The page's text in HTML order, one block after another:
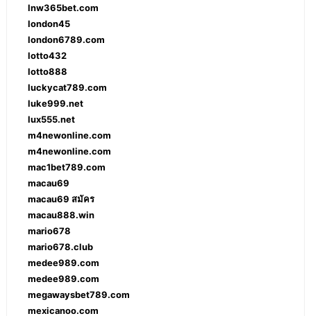
lnw365bet.com
london45
london6789.com
lotto432
lotto888
luckycat789.com
luke999.net
lux555.net
m4newonline.com
m4newonline.com
mac1bet789.com
macau69
macau69 สมัคร
macau888.win
mario678
mario678.club
medee989.com
medee989.com
megawaysbet789.com
mexicanoo.com